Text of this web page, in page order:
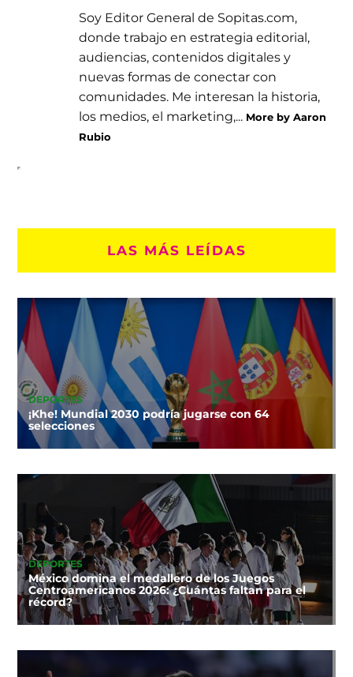
Soy Editor General de Sopitas.com,
donde trabajo en estrategia editorial,
audiencias, contenidos digitales y
nuevas formas de conectar con
comunidades. Me interesan la historia,
los medios, el marketing,... More by Aaron
Rubio
LAS MÁS LEÍDAS
DEPORTES
¡Khe! Mundial 2030 podría jugarse con 64
selecciones
DEPORTES
México domina el medallero de los Juegos
Centroamericanos 2026: ¿Cuántas faltan para el
récord?